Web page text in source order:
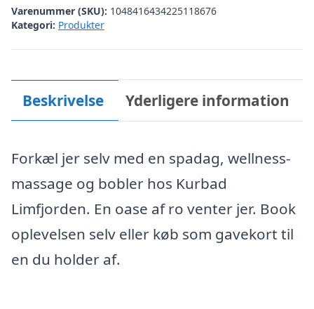
Varenummer (SKU): 1048416434225118676
Kategori: Produkter
Beskrivelse Yderligere information
Forkæl jer selv med en spadag, wellness-
massage og bobler hos Kurbad
Limfjorden. En oase af ro venter jer. Book
oplevelsen selv eller køb som gavekort til
en du holder af.